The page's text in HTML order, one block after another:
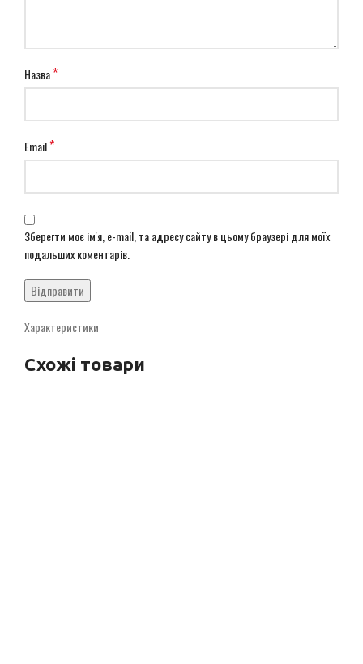
Назва*
Email*
Зберегти моє ім'я, e-mail, та адресу сайту в цьому браузері для моїх
подальших коментарів.
Характеристики
Схожі товари